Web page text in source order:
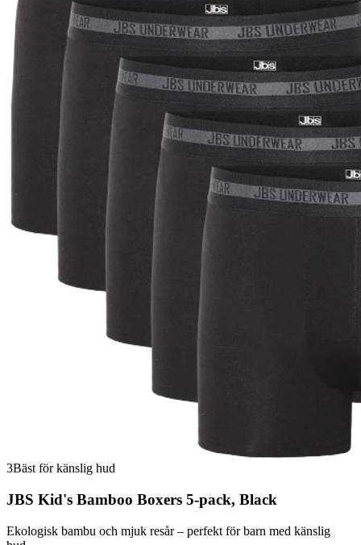
3Bäst för känslig hud
JBS Kid's Bamboo Boxers 5-pack, Black
Ekologisk bambu och mjuk resår – perfekt för barn med känslig